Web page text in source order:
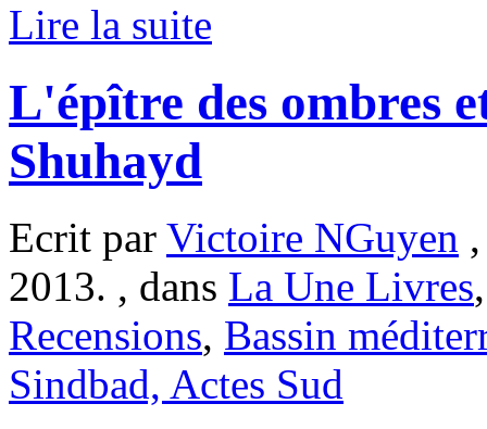
Lire la suite
L'épître des ombres
Shuhayd
Ecrit par Victoire NGuyen
2013. , dans La Une Livres
Recensions, Bassin
Sindbad, Actes Sud